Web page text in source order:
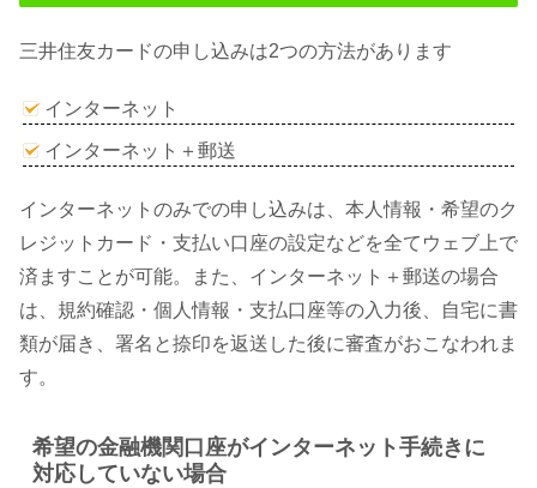
三井住友カードの申し込みは2つの方法があります
インターネット
インターネット＋郵送
インターネットのみでの申し込みは、本人情報・希望のク
レジットカード・支払い口座の設定などを全てウェブ上で
済ますことが可能。また、インターネット＋郵送の場合
は、規約確認・個人情報・支払口座等の入力後、自宅に書
類が届き、署名と捺印を返送した後に審査がおこなわれま
す。
希望の金融機関口座がインターネット手続きに
対応していない場合